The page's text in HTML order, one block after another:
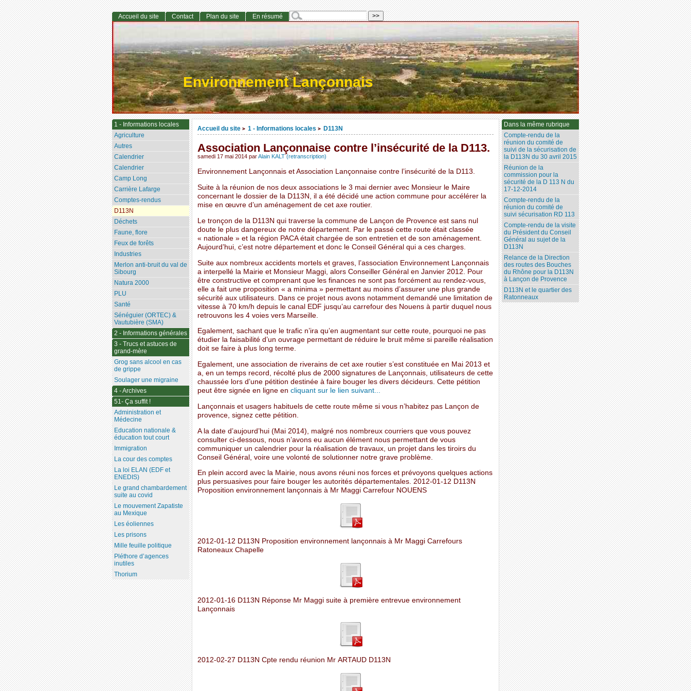
Environnement Lançonnais
Accueil du site > 1 - Informations locales > D113N
Association Lançonnaise contre l’insécurité de la D113.
samedi 17 mai 2014 parAlain KALT (retranscription)
Environnement Lançonnais et Association Lançonnaise contre l’insécurité de la D113.
Suite à la réunion de nos deux associations le 3 mai dernier avec Monsieur le Maire
concernant le dossier de la D113N, il a été décidé une action commune pour accélérer la
mise en œuvre d’un aménagement de cet axe routier.
Le tronçon de la D113N qui traverse la commune de Lançon de Provence est sans nul
doute le plus dangereux de notre département. Par le passé cette route était classée
« nationale » et la région PACA était chargée de son entretien et de son aménagement.
Aujourd’hui, c’est notre département et donc le Conseil Général qui a ces charges.
Suite aux nombreux accidents mortels et graves, l’association Environnement Lançonnais
a interpellé la Mairie et Monsieur Maggi, alors Conseiller Général en Janvier 2012. Pour
être constructive et comprenant que les finances ne sont pas forcément au rendez-vous,
elle a fait une proposition « a minima » permettant au moins d’assurer une plus grande
sécurité aux utilisateurs. Dans ce projet nous avons notamment demandé une limitation de
vitesse à 70 km/h depuis le canal EDF jusqu’au carrefour des Nouens à partir duquel nous
retrouvons les 4 voies vers Marseille.
Egalement, sachant que le trafic n’ira qu’en augmentant sur cette route, pourquoi ne pas
étudier la faisabilité d’un ouvrage permettant de réduire le bruit même si pareille réalisation
doit se faire à plus long terme.
Egalement, une association de riverains de cet axe routier s’est constituée en Mai 2013 et
a, en un temps record, récolté plus de 2000 signatures de Lançonnais, utilisateurs de cette
chaussée lors d’une pétition destinée à faire bouger les divers décideurs. Cette pétition
peut être signée en ligne en cliquant sur le lien suivant...
Lançonnais et usagers habituels de cette route même si vous n’habitez pas Lançon de
provence, signez cette pétition.
A la date d’aujourd’hui (Mai 2014), malgré nos nombreux courriers que vous pouvez
consulter ci-dessous, nous n’avons eu aucun élément nous permettant de vous
communiquer un calendrier pour la réalisation de travaux, un projet dans les tiroirs du
Conseil Général, voire une volonté de solutionner notre grave problème.
En plein accord avec la Mairie, nous avons réuni nos forces et prévoyons quelques actions
plus persuasives pour faire bouger les autorités départementales. 2012-01-12 D113N
Proposition environnement lançonnais à Mr Maggi Carrefour NOUENS
2012-01-12 D113N Proposition environnement lançonnais à Mr Maggi Carrefours
Ratoneaux Chapelle
2012-01-16 D113N Réponse Mr Maggi suite à première entrevue environnement
Lançonnais
2012-02-27 D113N Cpte rendu réunion Mr ARTAUD D113N
Dans la même rubrique
Compte-rendu de la
réunion du comité de
suivi de la sécurisation de
la D113N du 30 avril 2015
Réunion de la
commission pour la
sécurité de la D 113 N du
17-12-2014
Compte-rendu de la
réunion du comité de
suivi sécurisation RD 113
Compte-rendu de la visite
du Président du Conseil
Général au sujet de la
D113N
Relance de la Direction
des routes des Bouches
du Rhône pour la D113N
à Lançon de Provence
D113N et le quartier des
Ratonneaux
Accueil du site Contact Plan du site En résumé
1 - Informations locales
Agriculture
Autres
Calendrier
Calendrier
Camp Long
Carrière Lafarge
Comptes-rendus
D113N
Déchets
Faune, flore
Feux de forêts
Industries
Merlon anti-bruit du val de
Sibourg
Natura 2000
PLU
Santé
Sénéguier (ORTEC) &
Vautubière (SMA)
2 - Informations générales
3 - Trucs et astuces de
grand-mère
Grog sans alcool en cas
de grippe
Soulager une migraine
4 - Archives
51- Ça suffit !
Administration et
Médecine
Education nationale &
éducation tout court
Immigration
La cour des comptes
La loi ELAN (EDF et
ENEDIS)
Le grand chambardement
suite au covid
Le mouvement Zapatiste
au Mexique
Les éoliennes
Les prisons
Mille feuille politique
Pléthore d’agences
inutiles
Thorium